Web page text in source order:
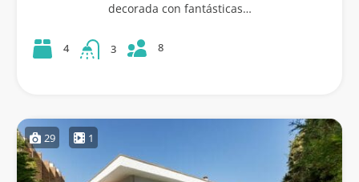
decorada con fantásticas…
4 3 8
29 1